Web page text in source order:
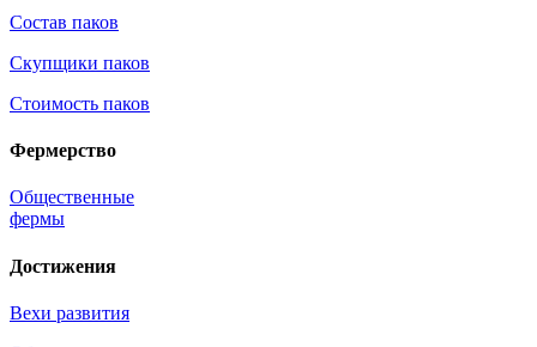
Состав паков
Скупщики паков
Стоимость паков
Фермерство
Общественные
фермы
Достижения
Вехи развития